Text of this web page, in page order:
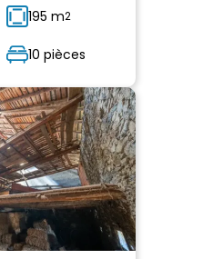
195 m2
10 pièces